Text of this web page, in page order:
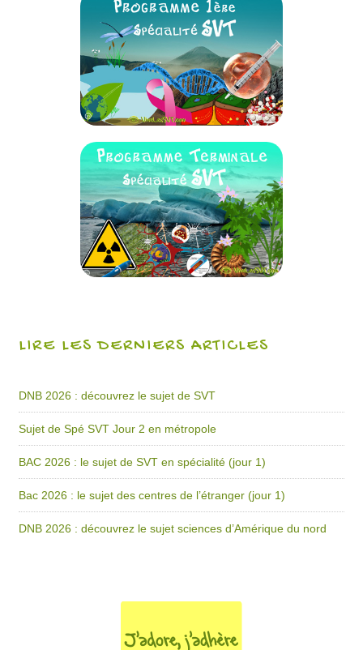
LIRE LES DERNIERS ARTICLES
DNB 2026 : découvrez le sujet de SVT
Sujet de Spé SVT Jour 2 en métropole
BAC 2026 : le sujet de SVT en spécialité (jour 1)
Bac 2026 : le sujet des centres de l’étranger (jour 1)
DNB 2026 : découvrez le sujet sciences d’Amérique du nord